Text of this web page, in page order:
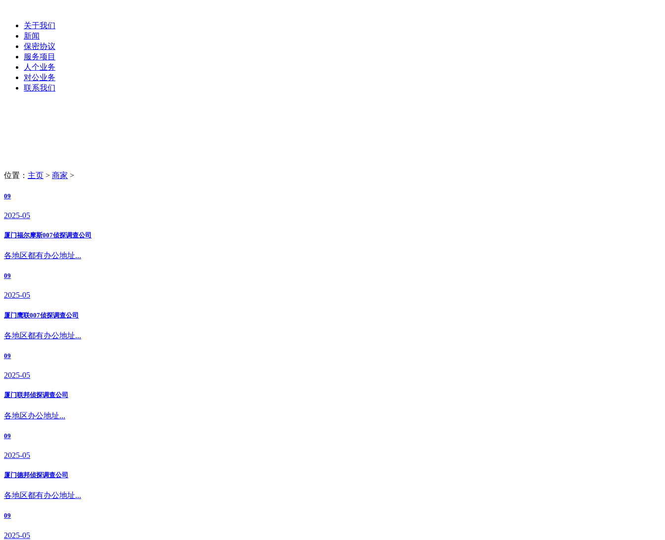
关于我们
新闻
保密协议
服务项目
人个业务
对公业务
联系我们
位置： 主页 > 商家 >
09
2025-05
厦门福尔摩斯007侦探调查公司
各地区都有办公地址...
09
2025-05
厦门鹰联007侦探调查公司
各地区都有办公地址...
09
2025-05
厦门联邦侦探调查公司
各地区办公地址...
09
2025-05
厦门德邦侦探调查公司
各地区都有办公地址...
09
2025-05